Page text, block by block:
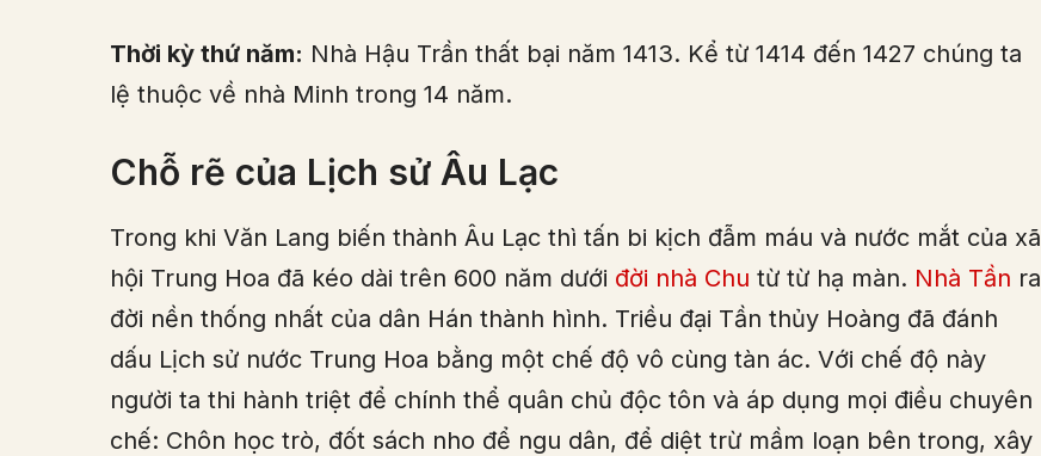
Thời kỳ thứ năm: Nhà Hậu Trần thất bại năm 1413. Kể từ 1414 đến 1427 chúng ta
lệ thuộc về nhà Minh trong 14 năm.
Chỗ rẽ của Lịch sử Âu Lạc
Trong khi Văn Lang biến thành Âu Lạc thì tấn bi kịch đẫm máu và nước mắt của xã
hội Trung Hoa đã kéo dài trên 600 năm dưới đời nhà Chu từ từ hạ màn. Nhà Tần ra
đời nền thống nhất của dân Hán thành hình. Triều đại Tần thủy Hoàng đã đánh
dấu Lịch sử nước Trung Hoa bằng một chế độ vô cùng tàn ác. Với chế độ này
người ta thi hành triệt để chính thể quân chủ độc tôn và áp dụng mọi điều chuyên
chế: Chôn học trò, đốt sách nho để ngu dân, để diệt trừ mầm loạn bên trong, xây